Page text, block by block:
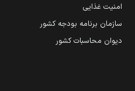
امنیت غذایی
سازمان برنامه بودجه کشور
دیوان محاسبات کشور